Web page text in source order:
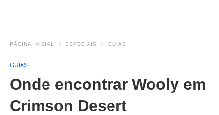
PÁGINA INICIAL ESPECIAIS GUIAS
GUIAS
Onde encontrar Wooly em
Crimson Desert